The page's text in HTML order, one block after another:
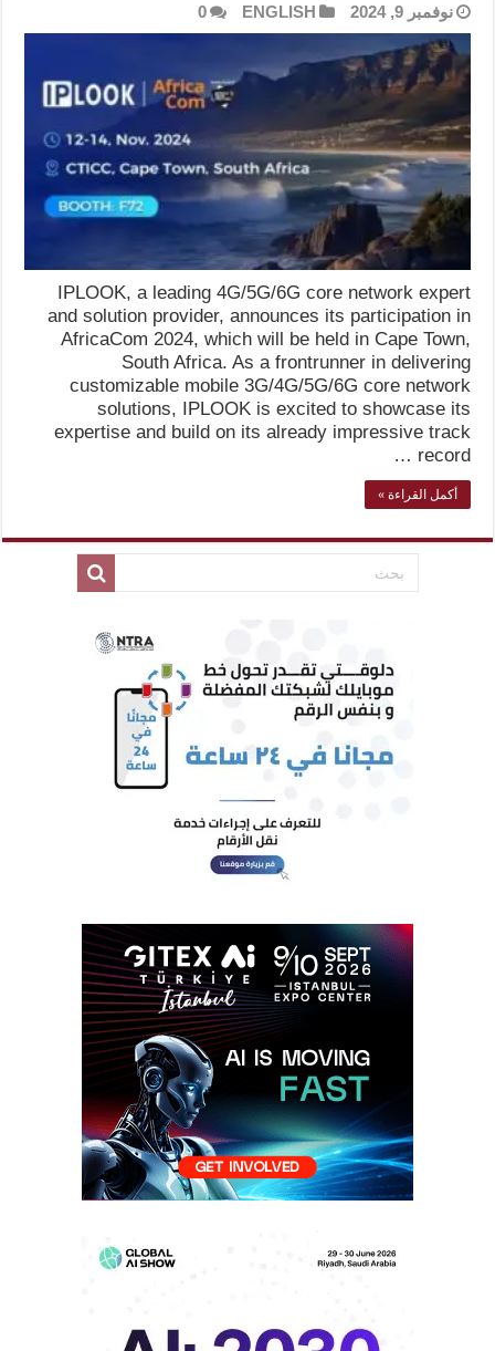
نوفمبر 9, 2024 ENGLISH
0
IPLOOK, a leading 4G/5G/6G core network expert
and solution provider, announces its participation in
AfricaCom 2024, which will be held in Cape Town,
South Africa. As a frontrunner in delivering
customizable mobile 3G/4G/5G/6G core network
solutions, IPLOOK is excited to showcase its
expertise and build on its already impressive track
record …
أكمل القراءة »